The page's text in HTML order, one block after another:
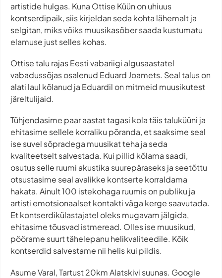
artistide hulgas. Kuna Ottise Küün on uhiuus
kontserdipaik, siis kirjeldan seda kohta lähemalt ja
selgitan, miks võiks muusikasõber saada kustumatu
elamuse just selles kohas.
Ottise talu rajas Eesti vabariigi algusaastatel
vabadussõjas osalenud Eduard Joamets. Seal talus on
alati laul kõlanud ja Eduardil on mitmeid muusikutest
järeltulijaid.
Tühjendasime paar aastat tagasi kola täis taluküüni ja
ehitasime sellele korraliku põranda, et saaksime seal
ise suvel sõpradega muusikat teha ja seda
kvaliteetselt salvestada. Kui pillid kõlama saadi,
osutus selle ruumi akustika suurepäraseks ja seetõttu
otsustasime seal avalikke kontserte korraldama
hakata. Ainult 100 istekohaga ruumis on publiku ja
artisti emotsionaalset kontakti väga kerge saavutada.
Et kontserdikülastajatel oleks mugavam jälgida,
ehitasime tõusvad istmeread. Olles ise muusikud,
pöörame suurt tähelepanu helikvaliteedile. Kõik
kontserdid salvestame nii helis kui pildis.
Asume Varal, Tartust 20km Alatskivi suunas. Google